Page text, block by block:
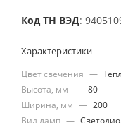
Код ТН ВЭД:
Характеристики
Цвет свечения —
Высота, мм — 80
Ширина, мм — 200